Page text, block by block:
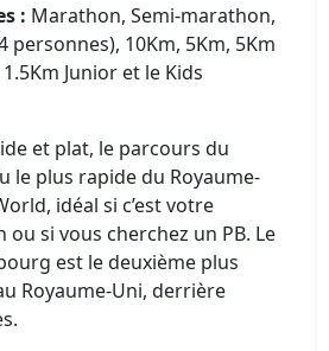
: Marathon, Semi-marathon,
personnes), 10Km, 5Km, 5Km
1.5Km Junior et le Kids
et plat, le parcours du
le plus rapide du Royaume-
idéal si c’est votre
si vous cherchez un PB. Le
est le deuxième plus
Royaume-Uni, derrière